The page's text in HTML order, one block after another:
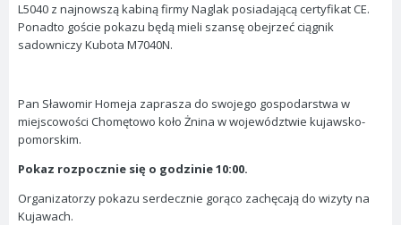
L5040 z najnowszą kabiną firmy Naglak posiadającą certyfikat CE.
Ponadto goście pokazu będą mieli szansę obejrzeć ciągnik
sadowniczy Kubota M7040N.
Pan Sławomir Homeja zaprasza do swojego gospodarstwa w
miejscowości Chomętowo koło Żnina w województwie kujawsko-
pomorskim.
Pokaz rozpocznie się o godzinie 10:00.
Organizatorzy pokazu serdecznie gorąco zachęcają do wizyty na
Kujawach.